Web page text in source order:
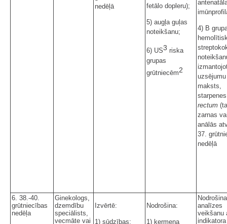
nedēļā
fetālo dopleru);
5) augļa guļas
noteikšanu;
6) US3 riska
grupas
grūtniecēm2
4) B
maksts,
rectum
zarnas
anālās
37.
nedēļā
6. 38.-40.
grūtniecības
nedēļa
Ginekologs,
dzemdību
speciālists,
vecmāte vai
Izvērtē:
1) sūdzības;
Nodrošina:
1) ķermeņa
analīzes
veikšanu
indikatora